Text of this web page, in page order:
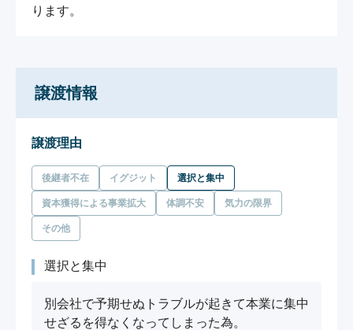
ります。
譲渡情報
譲渡理由
後継者不在 イグジット 選択と集中
資本獲得による事業拡大 体調不安 気力の限界
その他
選択と集中
別会社で予期せぬトラブルが起きて本業に集中
せざるを得なくなってしまった為。